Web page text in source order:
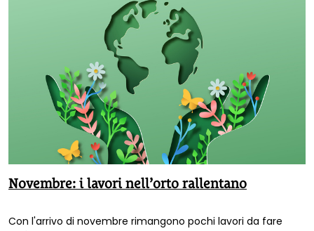
Novembre: i lavori nell’orto rallentano
Con l'arrivo di novembre rimangono pochi lavori da fare